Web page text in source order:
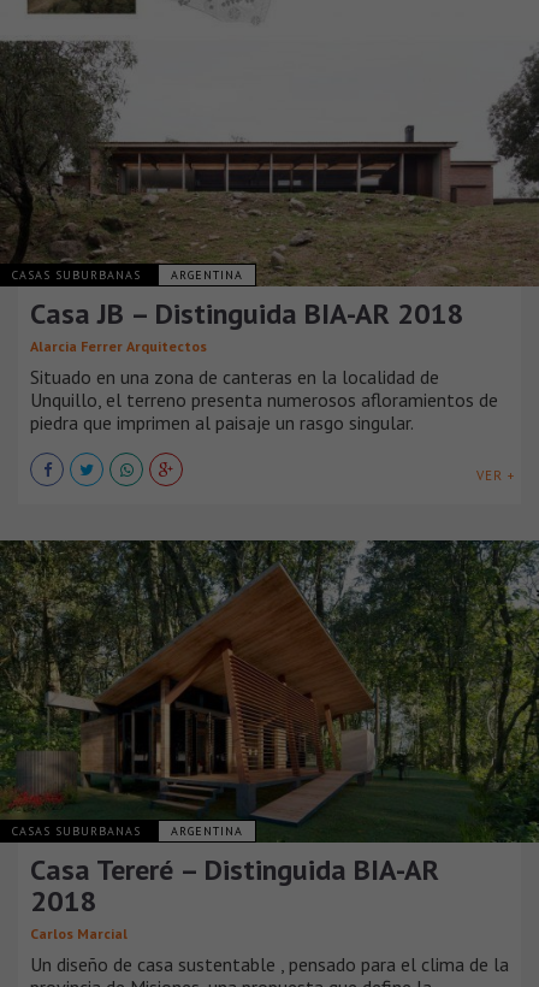
CASAS SUBURBANAS ARGENTINA
Casa JB – Distinguida BIA-AR 2018
Alarcia Ferrer Arquitectos
Situado en una zona de canteras en la localidad de
Unquillo, el terreno presenta numerosos afloramientos de
piedra que imprimen al paisaje un rasgo singular.
VER +
CASAS SUBURBANAS ARGENTINA
Casa Tereré – Distinguida BIA-AR
2018
Carlos Marcial
Un diseño de casa sustentable , pensado para el clima de la